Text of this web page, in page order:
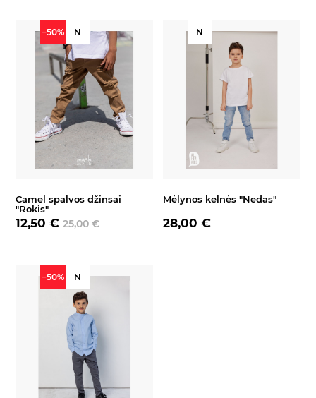
−50% N
Camel spalvos džinsai
"Rokis"
12,50 €25,00 €
N
Mėlynos kelnės "Nedas"
28,00 €
−50% N